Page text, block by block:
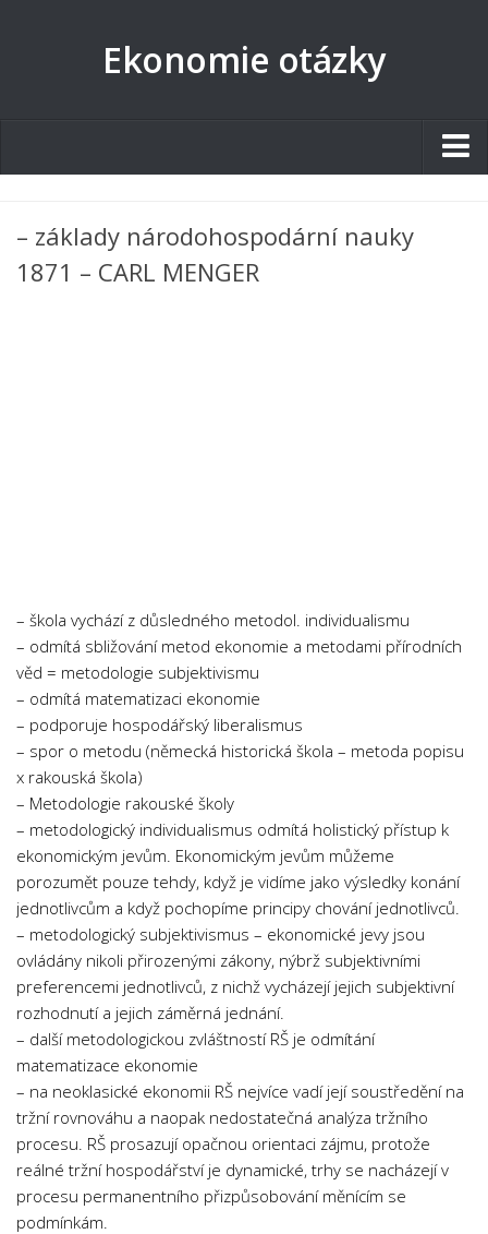
Ekonomie otázky
Tematické okruhy
Angličtina
Ekonomie
Fyzika
Informatika
Management
Marketing
Němčina
Občanská nauka
Právo
Psychologie a Sociologie
Společenské vědy
Technika
Účetnictví
Zdravotnictví
Zeměpis
Novinky
– základy národohospodární nauky
1871 – CARL MENGER
– škola vychází z důsledného metodol. individualismu
– odmítá sbližování metod ekonomie a metodami přírodních
věd = metodologie subjektivismu
– odmítá matematizaci ekonomie
– podporuje hospodářský liberalismus
– spor o metodu (německá historická škola – metoda popisu
x rakouská škola)
– Metodologie rakouské školy
– metodologický individualismus odmítá holistický přístup k
ekonomickým jevům. Ekonomickým jevům můžeme
porozumět pouze tehdy, když je vidíme jako výsledky konání
jednotlivcům a když pochopíme principy chování jednotlivců.
– metodologický subjektivismus – ekonomické jevy jsou
ovládány nikoli přirozenými zákony, nýbrž subjektivními
preferencemi jednotlivců, z nichž vycházejí jejich subjektivní
rozhodnutí a jejich záměrná jednání.
– další metodologickou zvláštností RŠ je odmítání
matematizace ekonomie
– na neoklasické ekonomii RŠ nejvíce vadí její soustředění na
tržní rovnováhu a naopak nedostatečná analýza tržního
procesu. RŠ prosazují opačnou orientaci zájmu, protože
reálné tržní hospodářství je dynamické, trhy se nacházejí v
procesu permanentního přizpůsobování měnícím se
podmínkám.